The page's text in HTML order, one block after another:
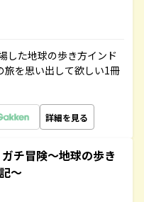
した地球の歩き方インド
を思い出して欲しい1冊
詳細を見る
チ冒険～地球の歩き
～